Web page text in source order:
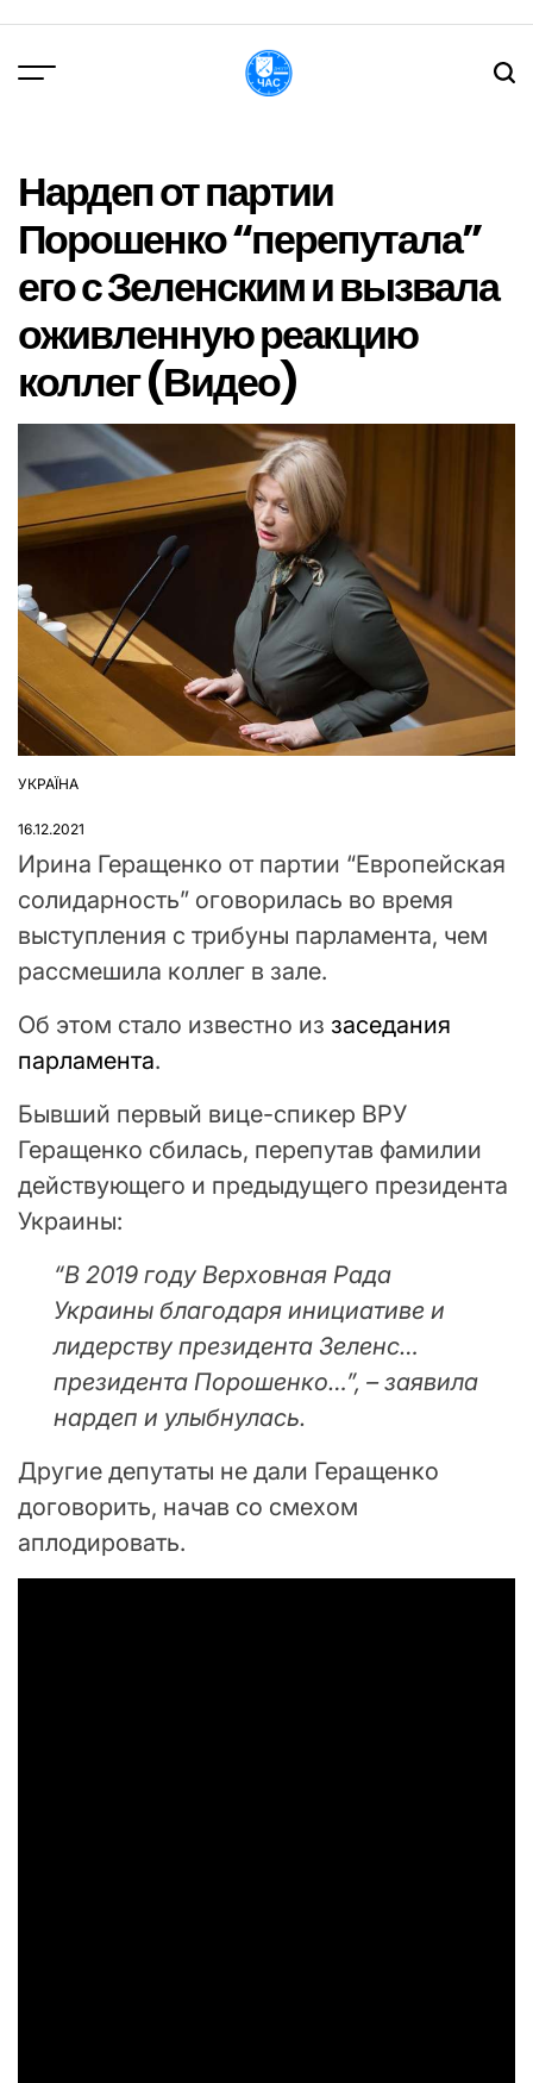
вмісту
Нардеп от партии
Порошенко “перепутала”
его с Зеленским и вызвала
оживленную реакцию
коллег (Видео)
ОПУБЛІКУВАТИ
УКРАЇНА
16.12.2021
Ирина Геращенко от партии “Европейская
солидарность” оговорилась во время
выступления с трибуны парламента, чем
рассмешила коллег в зале.
Об этом стало известно из заседания
парламента.
Бывший первый вице-спикер ВРУ
Геращенко сбилась, перепутав фамилии
действующего и предыдущего президента
Украины:
“В 2019 году Верховная Рада
Украины благодаря инициативе и
лидерству президента Зеленс…
президента Порошенко…”, – заявила
нардеп и улыбнулась.
Другие депутаты не дали Геращенко
договорить, начав со смехом
аплодировать.